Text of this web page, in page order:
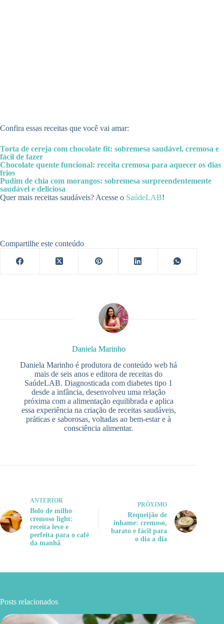
Confira essas receitas que você vai amar:
Torta de cereja com chocolate fit: sobremesa saudável, cremosa e
fácil de fazer
Chocolate quente funcional: receita cremosa para aquecer os dias
frios
Pudim de chia com morangos: sobremesa surpreendentemente
saudável e deliciosa
Quer mais receitas saudáveis? Acesse o SaúdeLAB!
Compartilhe este conteúdo
Daniela Marinho
Daniela Marinho é produtora de conteúdo web há
mais de seis anos e editora de receitas do
SaúdeLAB. Diagnosticada com diabetes tipo 1
desde a infância, desenvolveu uma relação
próxima com a alimentação equilibrada e aplica
essa experiência na criação de receitas saudáveis,
práticas e saborosas, voltadas ao bem-estar e à
consciência alimentar.
ANTERIOR
Bolo de milho
cremoso light:
receita leve e
perfeita para o café
da manhã
PRÓXIMO
Requeijão de
inhame: cremoso,
barato e fácil para
o dia a dia
Posts relacionados